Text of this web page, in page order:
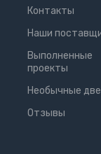
Контакты
Наши
Выполненные
проекты
Необычные
Отзывы